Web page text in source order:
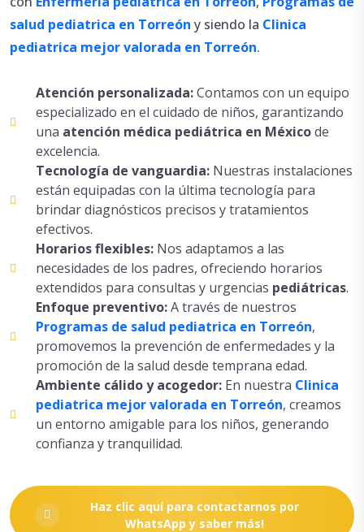
salud pediatrica en Torreón y siendo la Clinica
pediatrica mejor valorada en Torreón.
Atención personalizada:Contamos con un equipo
especializado en el cuidado de niños, garantizando
una atención médica pediátrica en Méxicode
excelencia.
Tecnología de vanguardia: Nuestras instalaciones
están equipadas con la última tecnología para
brindar diagnósticos precisos y tratamientos
efectivos.
Horarios flexibles: Nos adaptamos a las
necesidades de los padres, ofreciendo horarios
extendidos para consultas y urgencias pediátricas.
Enfoque preventivo:A través de nuestros
Programas de salud pediatrica en Torreón,
promovemos la prevención de enfermedades y la
promoción de la salud desde temprana edad.
Ambiente cálido y acogedor: En nuestra Clinica
pediatrica mejor valorada en Torreón, creamos
un entorno amigable para los niños, generando
confianza y tranquilidad.
Haz clic aquí para contactarnos por
WhatsApp y saber más!